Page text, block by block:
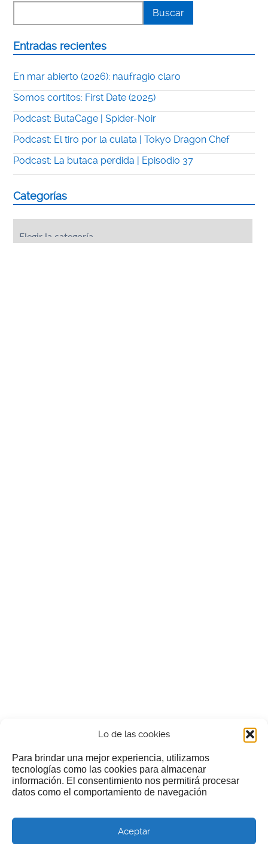
Lo de las cookies
Para brindar una mejor experiencia, utilizamos
tecnologías como las cookies para almacenar
información. El consentimiento nos permitirá procesar
datos como el comportamiento de navegación
Aceptar
Entradas recientes
En mar abierto (2026): naufragio claro
Somos cortitos: First Date (2025)
Podcast: ButaCage | Spider-Noir
Podcast: El tiro por la culata | Tokyo Dragon Chef
Podcast: La butaca perdida | Episodio 37
Categorías
¿Nos invitas a un cafecillo?
Si te gusta nuestra web puedes echar limosna a estos